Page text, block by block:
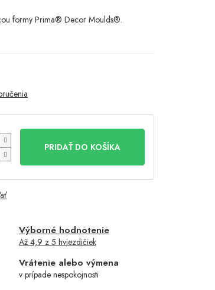
PRIDAŤ DO KOŠÍKA
Výborné hodnotenie
Až 4,9 z 5 hviezdičiek
Vrátenie alebo výmena
v prípade nespokojnosti
formy Prima® Decor Moulds®.